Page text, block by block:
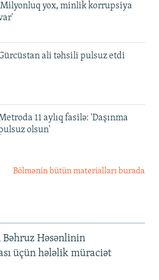
yox, minlik korrupsiya
ali təhsili pulsuz etdi
11 aylıq fasilə: 'Daşınma
olsun'
Bölmənin bütün materialları burada
Bəhruz Həsənlinin
üçün hələlik müraciət